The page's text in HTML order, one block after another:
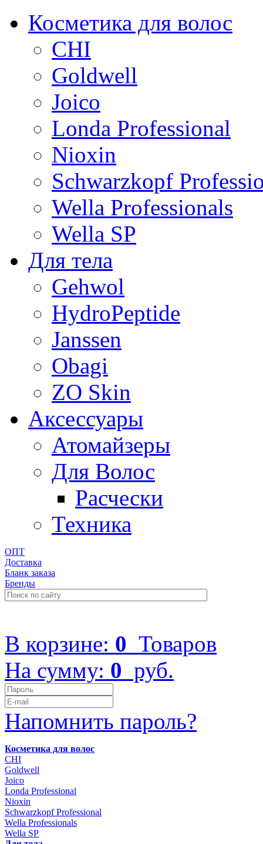
Косметика для волос
CHI
Goldwell
Joico
Londa Professional
Nioxin
Schwarzkopf
Wella Professionals
Wella SP
Для тела
Gehwol
HydroPeptide
Janssen
Obagi
ZO Skin
Aксессуары
Атомайзеры
Для Волос
Расчески
Техника
ОПТ
Доставка
Бланк заказа
Бренды
В корзине: 0 Товаров
На сумму: 0 руб.
Напомнить пароль?
Косметика для волос
CHI
Goldwell
Joico
Londa Professional
Nioxin
Schwarzkopf Professional
Wella Professionals
Wella SP